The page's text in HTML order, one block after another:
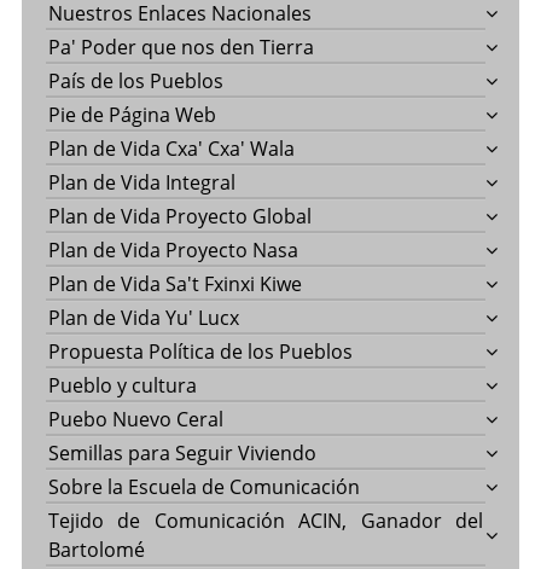
Nuestros Enlaces Nacionales
Pa' Poder que nos den Tierra
País de los Pueblos
Pie de Página Web
Plan de Vida Cxa' Cxa' Wala
Plan de Vida Integral
Plan de Vida Proyecto Global
Plan de Vida Proyecto Nasa
Plan de Vida Sa't Fxinxi Kiwe
Plan de Vida Yu' Lucx
Propuesta Política de los Pueblos
Pueblo y cultura
Puebo Nuevo Ceral
Semillas para Seguir Viviendo
Sobre la Escuela de Comunicación
Tejido de Comunicación ACIN, Ganador del
Bartolomé